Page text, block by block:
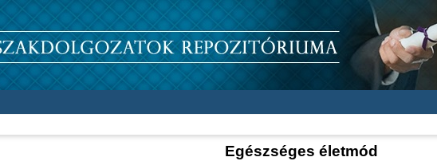
Egészséges életmód